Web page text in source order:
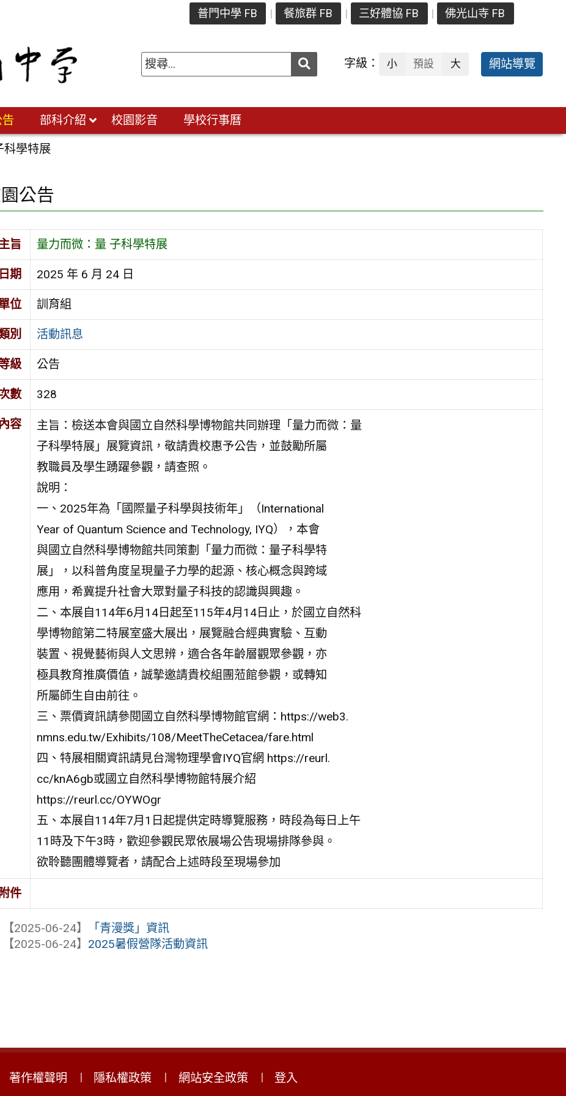
普門中學 FB 餐旅群 FB 三好體協 FB 佛光山寺 FB
送出 字級： 小 預設 大 網站導覽
部科介紹 校園影音 學校行事曆
科學特展
公告
旨 量力而微：量 子科學特展
期 2025 年 6 月 24 日
位 訓育組
別 活動訊息
級 公告
數 328
容
主旨：檢送本會與國立自然科學博物館共同辦理「量力而微：量
子科學特展」展覽資訊，敬請貴校惠予公告，並鼓勵所屬
教職員及學生踴躍參觀，請查照。
說明：
一、2025年為「國際量子科學與技術年」（International
Year of Quantum Science and Technology, IYQ），本會
與國立自然科學博物館共同策劃「量力而微：量子科學特
展」，以科普角度呈現量子力學的起源、核心概念與跨域
應用，希冀提升社會大眾對量子科技的認識與興趣。
二、本展自114年6月14日起至115年4月14日止，於國立自然科
學博物館第二特展室盛大展出，展覽融合經典實驗、互動
裝置、視覺藝術與人文思辨，適合各年齡層觀眾參觀，亦
極具教育推廣價值，誠摯邀請貴校組團蒞館參觀，或轉知
所屬師生自由前往。
三、票價資訊請參閱國立自然科學博物館官網：https://web3.
nmns.edu.tw/Exhibits/108/MeetTheCetacea/fare.html
四、特展相關資訊請見台灣物理學會IYQ官網 https://reurl.
cc/knA6gb或國立自然科學博物館特展介紹
https://reurl.cc/OYWOgr
五、本展自114年7月1日起提供定時導覽服務，時段為每日上午
11時及下午3時，歡迎參觀民眾依展場公告現場排隊參與。
欲聆聽團體導覽者，請配合上述時段至現場參加
件
【2025-06-24】
「青漫獎」資訊
【2025-06-24】 2025暑假營隊活動資訊
著作權聲明 隱私權政策 網站安全政策
登入